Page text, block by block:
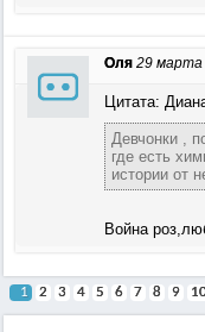
Оля 29 марта
Цитата:
Девчонки ,
где есть
истории от
Война
1 2 3 4 5 6 7 8 9